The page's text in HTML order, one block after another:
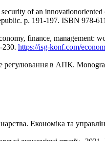
of an innovationoriented
p. 191-197. ISBN 978-
finance, management:
230. https://isg-konf.com/
регулювання в АПК.
Економіка та